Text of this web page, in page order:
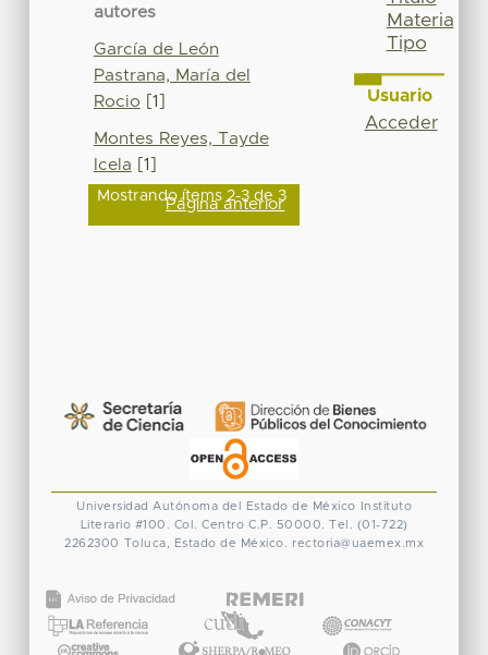
autores
García de León
Pastrana, María del
Rocio [1]
Montes Reyes, Tayde
Icela [1]
Mostrando ítems 2-3 de 3
Página anterior
Materia
Tipo
Usuario
Acceder
Universidad Autónoma del Estado de México
Instituto
Literario #100. Col. Centro C.P. 50000. Tel. (01-722)
2262300 Toluca, Estado de México. rectoria@uaemex.mx